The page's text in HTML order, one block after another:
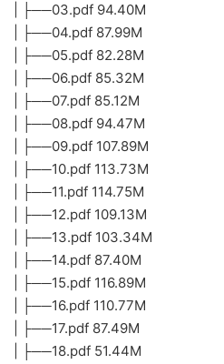
| ├──03.pdf 94.40M
| ├──04.pdf 87.99M
| ├──05.pdf 82.28M
| ├──06.pdf 85.32M
| ├──07.pdf 85.12M
| ├──08.pdf 94.47M
| ├──09.pdf 107.89M
| ├──10.pdf 113.73M
| ├──11.pdf 114.75M
| ├──12.pdf 109.13M
| ├──13.pdf 103.34M
| ├──14.pdf 87.40M
| ├──15.pdf 116.89M
| ├──16.pdf 110.77M
| ├──17.pdf 87.49M
| ├──18.pdf 51.44M